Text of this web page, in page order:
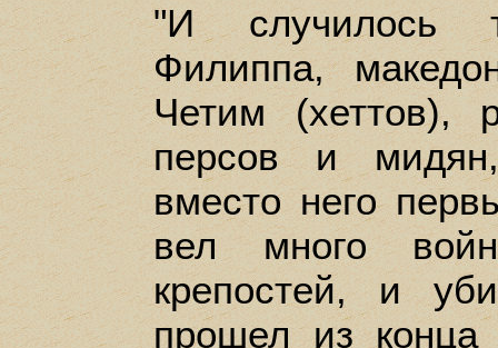
"И случилось
Филиппа,
Четим (хеттов),
персов и
вместо него
вел много
крепостей, и
прошел из